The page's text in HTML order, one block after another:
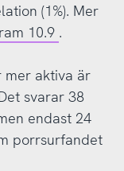
(1%). Mer
10.9 .
mer aktiva är
svarar 38
endast 24
porrsurfandet